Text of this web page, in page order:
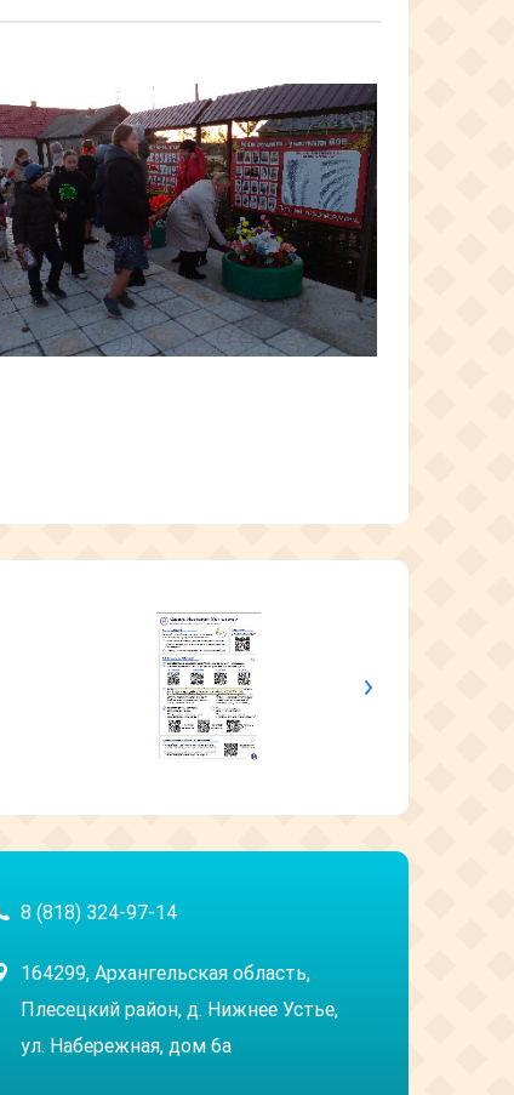
8 (818) 324-97-14
164299, Архангельская область,
Плесецкий район, д. Нижнее Устье,
ул. Набережная, дом 6а